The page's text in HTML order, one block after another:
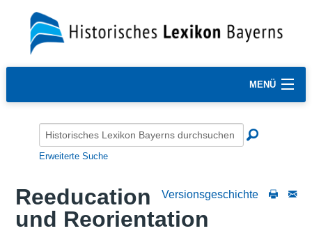
MENÜ
Erweiterte Suche
Versionsgeschichte
Reeducation
und Reorientation